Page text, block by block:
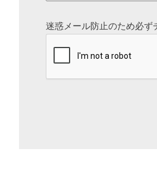
迷惑メール防止のため必ず